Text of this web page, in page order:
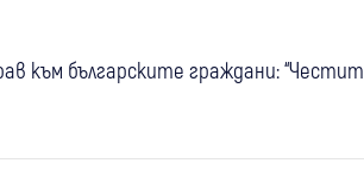
към българските граждани: “Честит
От НАП обаче не могат да